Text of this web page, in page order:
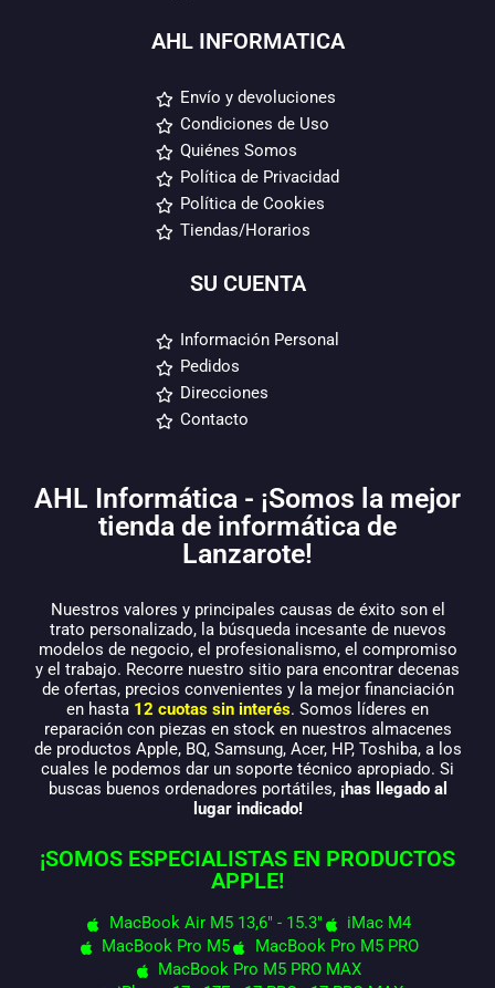
AHL INFORMATICA
Envío y devoluciones
Condiciones de Uso
Quiénes Somos
Política de Privacidad
Política de Cookies
Tiendas/Horarios
SU CUENTA
Información Personal
Pedidos
Direcciones
Contacto
AHL Informática - ¡Somos la mejor
tienda de informática de
Lanzarote!
Nuestros valores y principales causas de éxito son el
trato personalizado, la búsqueda incesante de nuevos
modelos de negocio, el profesionalismo, el compromiso
y el trabajo. Recorre nuestro sitio para encontrar decenas
de ofertas, precios convenientes y la mejor financiación
en hasta 12 cuotas sin interés. Somos líderes en
reparación con piezas en stock en nuestros almacenes
de productos Apple, BQ, Samsung, Acer, HP, Toshiba, a los
cuales le podemos dar un soporte técnico apropiado. Si
buscas buenos ordenadores portátiles, ¡has llegado al
lugar indicado!
¡SOMOS ESPECIALISTAS EN PRODUCTOS
APPLE!
MacBook Air M5 13,6" - 15.3"
iMac M4
MacBook Pro M5
MacBook Pro M5 PRO
MacBook Pro M5 PRO MAX